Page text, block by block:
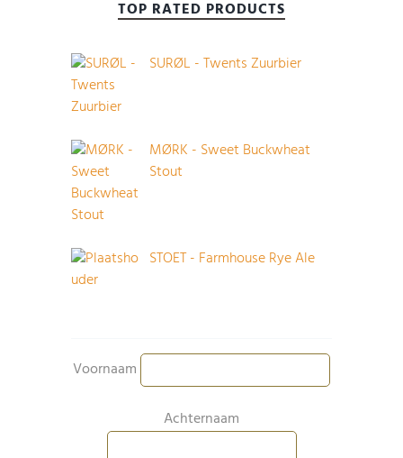
TOP RATED PRODUCTS
SURØL - Twents Zuurbier
MØRK - Sweet Buckwheat
Stout
STOET - Farmhouse Rye Ale
Voornaam
Achternaam